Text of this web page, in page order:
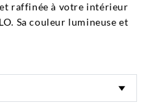
raffinée à votre intérieur
Sa couleur lumineuse et